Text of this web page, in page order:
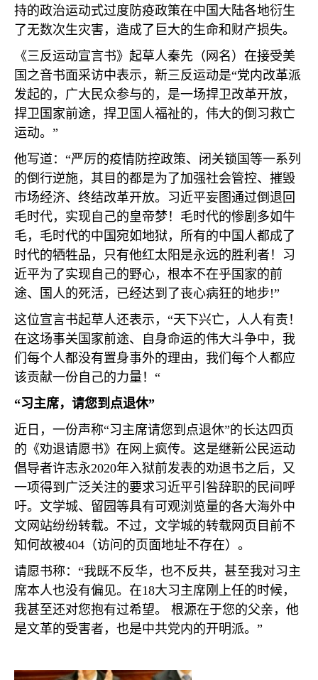
持的政治运动式过度防疫政策在中国大陆各地衍生
了无数次生灾害，造成了巨大的生命和财产损失。
《三反运动宣言书》起草人秦先（网名）在接受美
国之音书面采访中表示，新三反运动是“党内改革派
发起的，广大民众参与的，是一场捍卫改革开放，
捍卫国家前途，捍卫国人福祉的，伟大的倒习救亡
运动。”
他写道：“严厉的疫情防控政策、闭关锁国等一系列
的倒行逆施，其目的都是为了加强社会管控、摧毁
市场经济、终结改革开放。习近平妄图通过倒退回
毛时代，实现自己的皇帝梦！毛时代的惨剧多如牛
毛，毛时代的中国宛如地狱，所有的中国人都成了
时代的牺牲品，只有他红太阳是永远的胜利者！习
近平为了实现自己的野心，根本不在乎国家的前
途、国人的死活，已经达到了丧心病狂的地步!”
这位宣言书起草人还表示，“天下兴亡，人人有责！
在这场事关国家前途、自身命运的伟大斗争中，我
们每个人都没有置身事外的理由，我们每个人都应
该贡献一份自己的力量！“
“习主席，请您到点退休”
近日，一份声称“习主席请您到点退休”的长达四页
的《劝退请愿书》在网上疯传。这是继新公民运动
倡导者许志永2020年入狱前发表的劝退书之后，又
一项得到广泛关注的要求习近平引咎辞职的民间呼
吁。文学城、留园等具有可观浏览量的各大海外中
文网站纷纷转载。不过，文学城的转载网页目前不
知何故被404 （访问的页面地址不存在）。
请愿书称：“我既不反华，也不反共，甚至我对习主
席本人也没有偏见。在18大习主席刚上任的时候，
我甚至还对您抱有过希望。 根源在于您的父亲，他
是文革的受害者，也是中共党内的开明派。”